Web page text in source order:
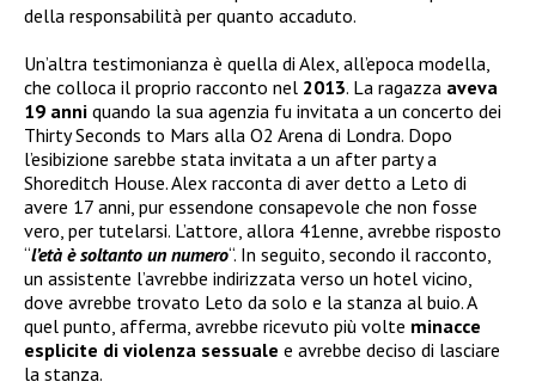
della responsabilità per quanto accaduto.
Un’altra testimonianza è quella di Alex, all’epoca modella,
che colloca il proprio racconto nel 2013. La ragazza aveva
19 anni quando la sua agenzia fu invitata a un concerto dei
Thirty Seconds to Mars alla O2 Arena di Londra. Dopo
l’esibizione sarebbe stata invitata a un after party a
Shoreditch House. Alex racconta di aver detto a Leto di
avere 17 anni, pur essendone consapevole che non fosse
vero, per tutelarsi. L’attore, allora 41enne, avrebbe risposto
“l’età è soltanto un numero“. In seguito, secondo il racconto,
un assistente l’avrebbe indirizzata verso un hotel vicino,
dove avrebbe trovato Leto da solo e la stanza al buio. A
quel punto, afferma, avrebbe ricevuto più volte minacce
esplicite di violenza sessuale e avrebbe deciso di lasciare
la stanza.